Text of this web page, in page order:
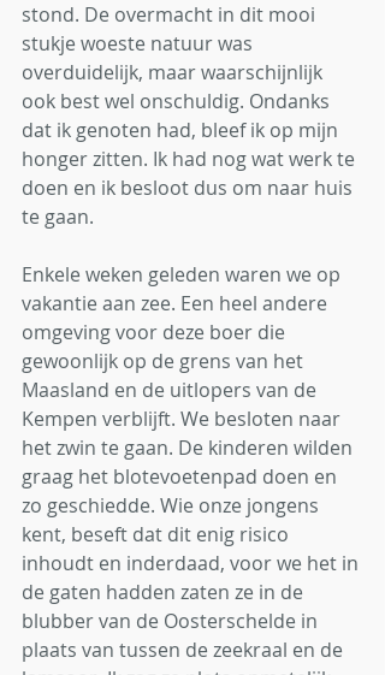
stond. De overmacht in dit mooi
stukje woeste natuur was
overduidelijk, maar waarschijnlijk
ook best wel onschuldig. Ondanks
dat ik genoten had, bleef ik op mijn
honger zitten. Ik had nog wat werk te
doen en ik besloot dus om naar huis
te gaan.
Enkele weken geleden waren we op
vakantie aan zee. Een heel andere
omgeving voor deze boer die
gewoonlijk op de grens van het
Maasland en de uitlopers van de
Kempen verblijft. We besloten naar
het zwin te gaan. De kinderen wilden
graag het blotevoetenpad doen en
zo geschiedde. Wie onze jongens
kent, beseft dat dit enig risico
inhoudt en inderdaad, voor we het in
de gaten hadden zaten ze in de
blubber van de Oosterschelde in
plaats van tussen de zeekraal en de